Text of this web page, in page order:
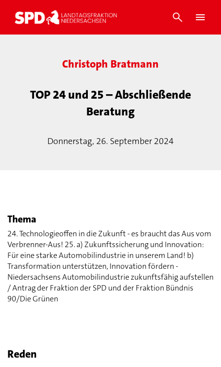
Christoph Bratmann
TOP 24 und 25 – Abschließende
Beratung
Donnerstag, 26. September 2024
Thema
24. Technologieoffen in die Zukunft - es braucht das Aus vom
Verbrenner-Aus! 25. a) Zukunftssicherung und Innovation:
Für eine starke Automobilindustrie in unserem Land! b)
Transformation unterstützen, Innovation fördern -
Niedersachsens Automobilindustrie zukunftsfähig aufstellen
/ Antrag der Fraktion der SPD und der Fraktion Bündnis
90/Die Grünen
Reden